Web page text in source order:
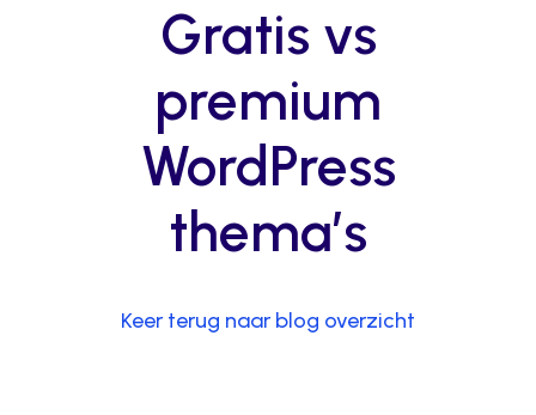
Gratis vs
premium
WordPress
thema’s
Keer terug naar blog overzicht